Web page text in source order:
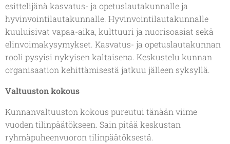
esittelijänä kasvatus- ja opetuslautakunnalle ja
hyvinvointilautakunnalle. Hyvinvointilautakunnalle
kuuluisivat vapaa-aika, kulttuuri ja nuorisoasiat sekä
elinvoimakysymykset. Kasvatus- ja opetuslautakunnan
rooli pysyisi nykyisen kaltaisena. Keskustelu kunnan
organisaation kehittämisestä jatkuu jälleen syksyllä.
Valtuuston kokous
Kunnanvaltuuston kokous pureutui tänään viime
vuoden tilinpäätökseen. Sain pitää keskustan
ryhmäpuheenvuoron tilinpäätöksestä.